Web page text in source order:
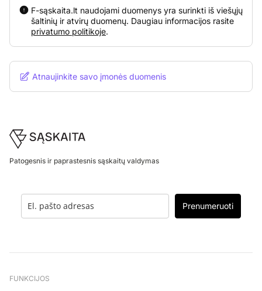
F-sąskaita.lt naudojami duomenys yra surinkti iš viešųjų
šaltinių ir atvirų duomenų. Daugiau informacijos rasite
privatumo politikoje.
Atnaujinkite savo įmonės duomenis
Footer
Patogesnis ir paprastesnis sąskaitų valdymas
Prenumeruoti
FUNKCIJOS